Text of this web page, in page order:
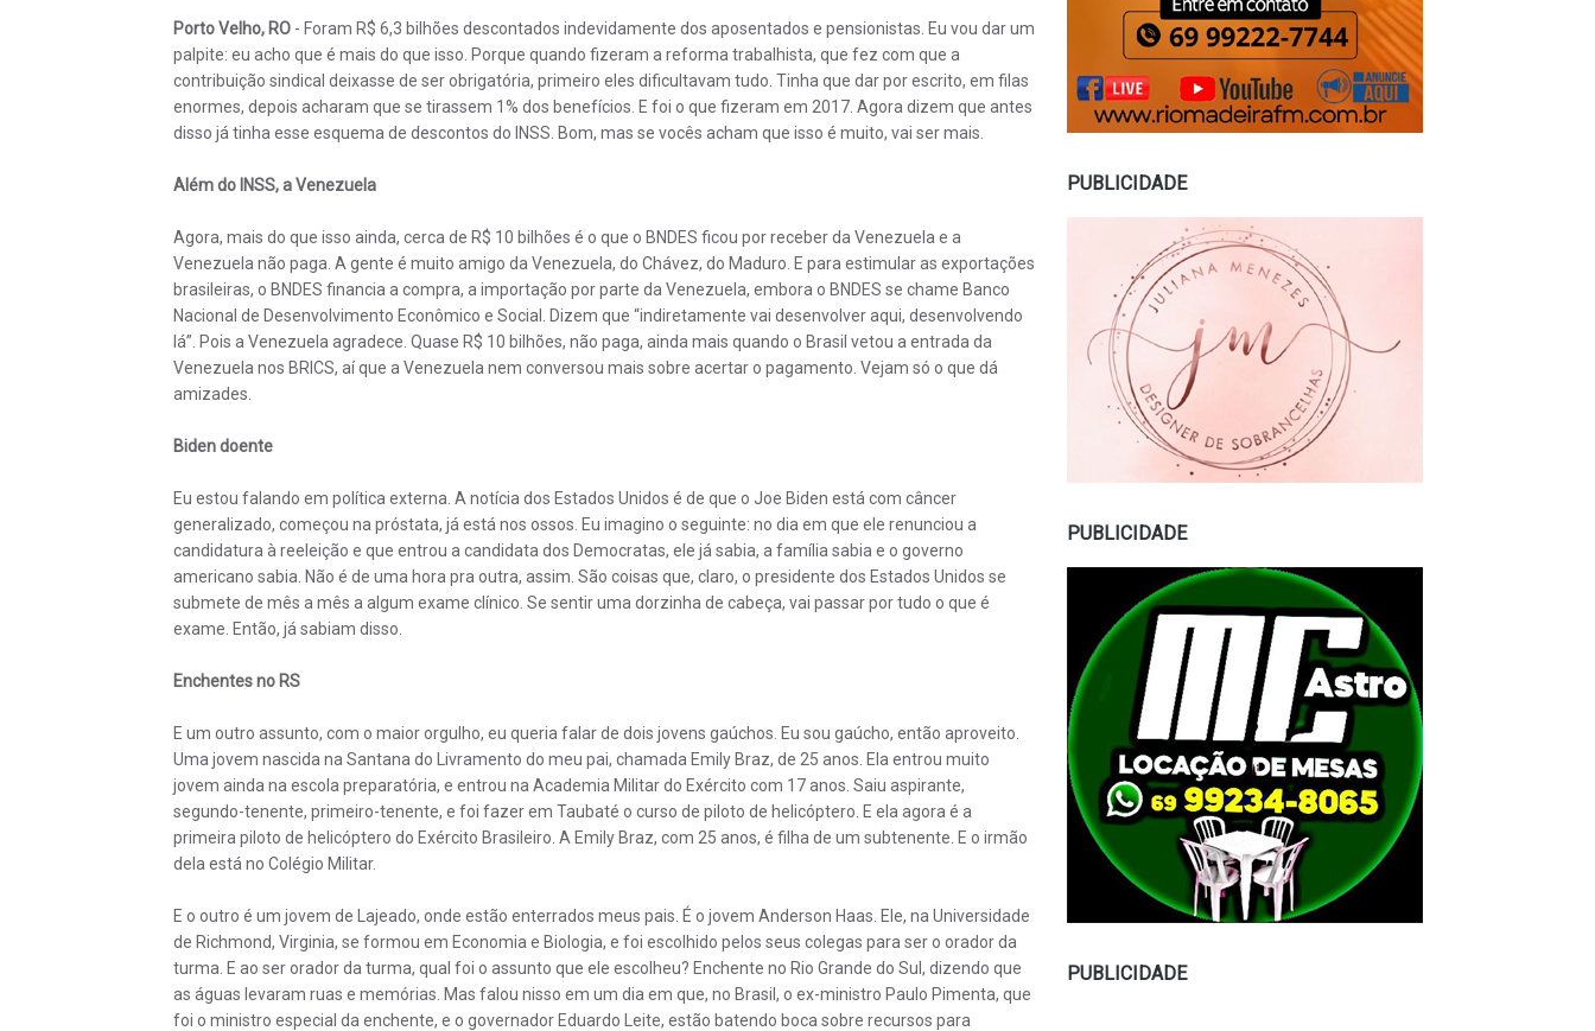
Porto Velho, RO - Foram R$ 6,3 bilhões descontados indevidamente dos aposentados e pensionistas. Eu vou dar um
palpite: eu acho que é mais do que isso. Porque quando fizeram a reforma trabalhista, que fez com que a
contribuição sindical deixasse de ser obrigatória, primeiro eles dificultavam tudo. Tinha que dar por escrito, em filas
enormes, depois acharam que se tirassem 1% dos benefícios. E foi o que fizeram em 2017. Agora dizem que antes
disso já tinha esse esquema de descontos do INSS. Bom, mas se vocês acham que isso é muito, vai ser mais.
Além do INSS, a Venezuela
Agora, mais do que isso ainda, cerca de R$ 10 bilhões é o que o BNDES ficou por receber da Venezuela e a
Venezuela não paga. A gente é muito amigo da Venezuela, do Chávez, do Maduro. E para estimular as exportações
brasileiras, o BNDES financia a compra, a importação por parte da Venezuela, embora o BNDES se chame Banco
Nacional de Desenvolvimento Econômico e Social. Dizem que “indiretamente vai desenvolver aqui, desenvolvendo
lá”. Pois a Venezuela agradece. Quase R$ 10 bilhões, não paga, ainda mais quando o Brasil vetou a entrada da
Venezuela nos BRICS, aí que a Venezuela nem conversou mais sobre acertar o pagamento. Vejam só o que dá
amizades.
Biden doente
Eu estou falando em política externa. A notícia dos Estados Unidos é de que o Joe Biden está com câncer
generalizado, começou na próstata, já está nos ossos. Eu imagino o seguinte: no dia em que ele renunciou a
candidatura à reeleição e que entrou a candidata dos Democratas, ele já sabia, a família sabia e o governo
americano sabia. Não é de uma hora pra outra, assim. São coisas que, claro, o presidente dos Estados Unidos se
submete de mês a mês a algum exame clínico. Se sentir uma dorzinha de cabeça, vai passar por tudo o que é
exame. Então, já sabiam disso.
Enchentes no RS
E um outro assunto, com o maior orgulho, eu queria falar de dois jovens gaúchos. Eu sou gaúcho, então aproveito.
Uma jovem nascida na Santana do Livramento do meu pai, chamada Emily Braz, de 25 anos. Ela entrou muito
jovem ainda na escola preparatória, e entrou na Academia Militar do Exército com 17 anos. Saiu aspirante,
segundo-tenente, primeiro-tenente, e foi fazer em Taubaté o curso de piloto de helicóptero. E ela agora é a
primeira piloto de helicóptero do Exército Brasileiro. A Emily Braz, com 25 anos, é filha de um subtenente. E o irmão
dela está no Colégio Militar.
E o outro é um jovem de Lajeado, onde estão enterrados meus pais. É o jovem Anderson Haas. Ele, na Universidade
de Richmond, Virginia, se formou em Economia e Biologia, e foi escolhido pelos seus colegas para ser o orador da
turma. E ao ser orador da turma, qual foi o assunto que ele escolheu? Enchente no Rio Grande do Sul, dizendo que
as águas levaram ruas e memórias. Mas falou nisso em um dia em que, no Brasil, o ex-ministro Paulo Pimenta, que
foi o ministro especial da enchente, e o governador Eduardo Leite, estão batendo boca sobre recursos para
PUBLICIDADE
PUBLICIDADE
PUBLICIDADE